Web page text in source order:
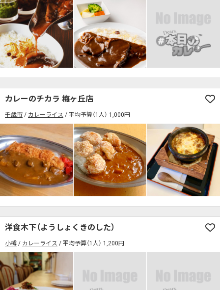
カレーのチカラ 梅ヶ丘店
千歳市 カレーライス 平均予算（1人） 1,000円
洋食木下（ようしょくきのした）
小樽 カレーライス 平均予算（1人） 1,200円